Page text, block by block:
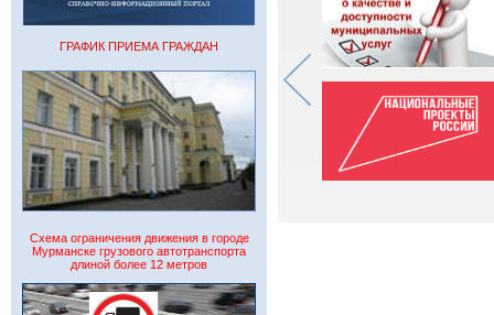
ГРАФИК ПРИЕМА ГРАЖДАН
Схема ограничения движения в городе
Мурманске грузового автотранспорта
длиной более 12 метров